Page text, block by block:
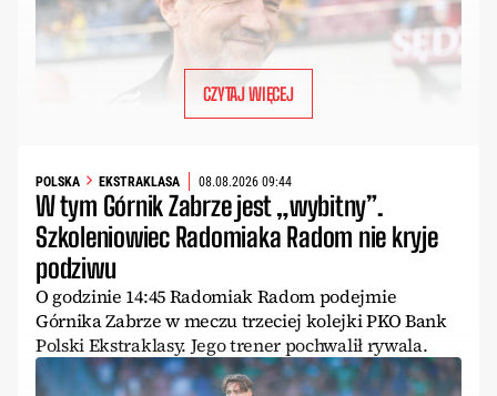
CZYTAJ WIĘCEJ
POLSKA EKSTRAKLASA 08.08.2026 09:44
W tym Górnik Zabrze jest „wybitny”.
Szkoleniowiec Radomiaka Radom nie kryje
podziwu
O godzinie 14:45 Radomiak Radom podejmie
Górnika Zabrze w meczu trzeciej kolejki PKO Bank
Polski Ekstraklasy. Jego trener pochwalił rywala.